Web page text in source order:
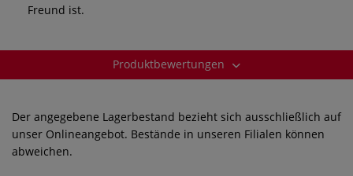
Freund ist.
Produktbewertungen
Der angegebene Lagerbestand bezieht sich ausschließlich auf
unser Onlineangebot. Bestände in unseren Filialen können
abweichen.